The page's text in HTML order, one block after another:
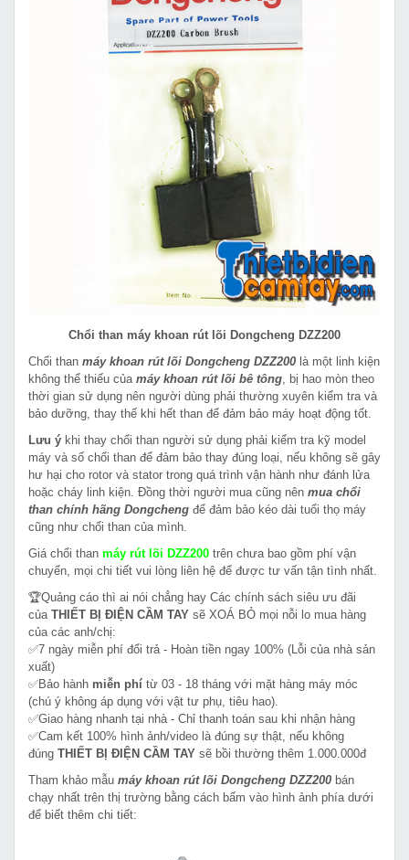
Chổi than máy khoan rút lõi Dongcheng DZZ200
Chổi than máy khoan rút lõi Dongcheng DZZ200 là một linh kiện
không thể thiếu của máy khoan rút lõi bê tông , bị hao mòn theo
thời gian sử dụng nên người dùng phải thường xuyên kiểm tra và
bảo dưỡng, thay thế khi hết than để đảm bảo máy hoạt động tốt.
Lưu ý khi thay chổi than người sử dụng phải kiểm tra kỹ model
máy và số chổi than để đảm bảo thay đúng loại, nếu không sẽ gây
hư hại cho rotor và stator trong quá trình vận hành như đánh lửa
hoặc cháy linh kiện. Đồng thời người mua cũng nên mua chổi
than chính hãng Dongcheng để đảm bảo kéo dài tuổi thọ máy
cũng như chổi than của mình.
Giá chổi than máy rút lõi DZZ200 trên chưa bao gồm phí vận
chuyển, mọi chi tiết vui lòng liên hệ để được tư vấn tận tình nhất.
🏆Quảng cáo thì ai nói chẳng hay Các chính sách siêu ưu đãi
của THIẾT BỊ ĐIỆN CẦM TAY sẽ XOÁ BỎ mọi nỗi lo mua hàng
của các anh/chị:
✅7 ngày miễn phí đổi trả - Hoàn tiền ngay 100% (Lỗi của nhà sản
xuất)
✅Bảo hành miễn phí từ 03 - 18 tháng với mặt hàng máy móc
(chú ý không áp dụng với vật tư phụ, tiêu hao).
✅Giao hàng nhanh tại nhà - Chỉ thanh toán sau khi nhận hàng
✅Cam kết 100% hình ảnh/video là đúng sự thật, nếu không
đúng THIẾT BỊ ĐIỆN CẦM TAY sẽ bồi thường thêm 1.000.000đ
Tham khảo mẫu máy khoan rút lõi Dongcheng DZZ200 bán
chạy nhất trên thị trường bằng cách bấm vào hình ảnh phía dưới
để biết thêm chi tiết: